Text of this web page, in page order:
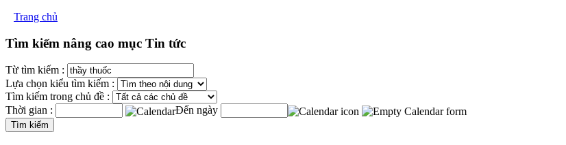
Trang chủ
Tìm kiếm nâng cao mục Tin tức
Từ tìm kiếm :
Lựa chọn kiểu tìm kiếm :
Tìm kiếm trong chủ đề :
Thời gian :
Đến ngày